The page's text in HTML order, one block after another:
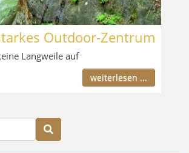
Outdoor-Zentrum
Langweile auf
weiterlesen ...